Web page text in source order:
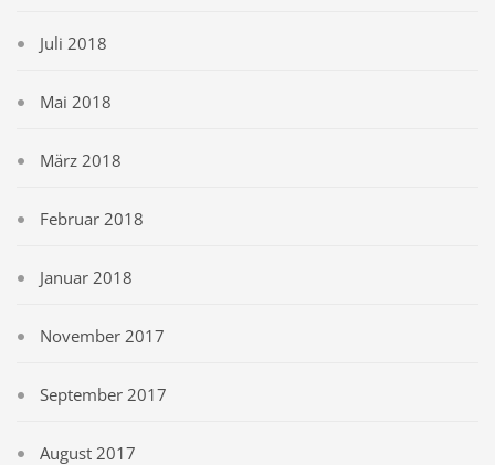
Juli 2018
Mai 2018
März 2018
Februar 2018
Januar 2018
November 2017
September 2017
August 2017